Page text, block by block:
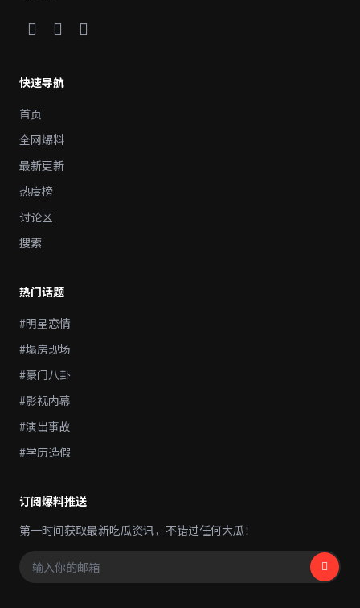
快速导航
首页
全网爆料
最新更新
热度榜
讨论区
搜索
热门话题
#明星恋情
#塌房现场
#豪门八卦
#影视内幕
#演出事故
#学历造假
订阅爆料推送
第一时间获取最新吃瓜资讯，不错过任何大瓜！